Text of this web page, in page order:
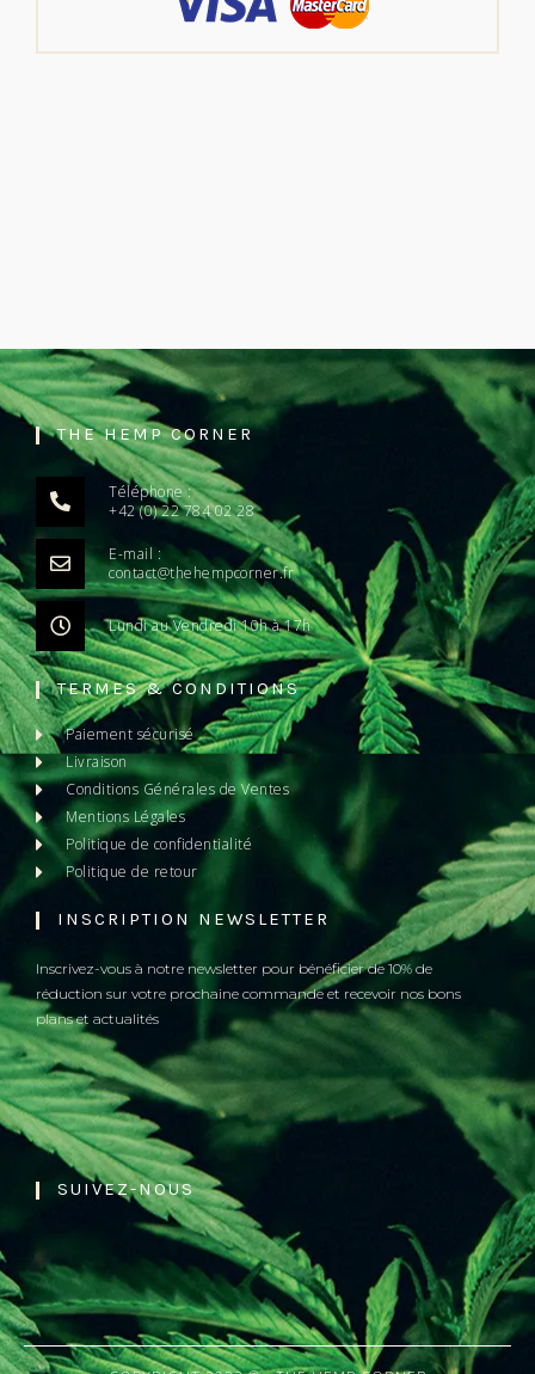
THE HEMP CORNER
Téléphone :
+42 (0) 22 784 02 28
E-mail :
contact@thehempcorner.fr
Lundi au Vendredi 10h à 17h
TERMES & CONDITIONS
Paiement sécurisé
Livraison
Conditions Générales de Ventes
Mentions Légales
Politique de confidentialité
Politique de retour
INSCRIPTION NEWSLETTER
Inscrivez-vous à notre newsletter pour bénéficier de 10% de
réduction sur votre prochaine commande et recevoir nos bons
plans et actualités
SUIVEZ-NOUS